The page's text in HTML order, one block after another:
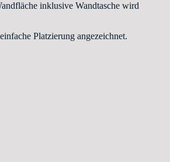
inklusive Wandtasche wird
Platzierung angezeichnet.